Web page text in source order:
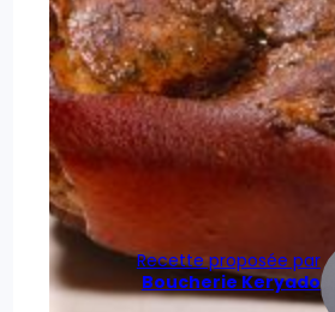
Recette proposée par
Boucherie Keryado